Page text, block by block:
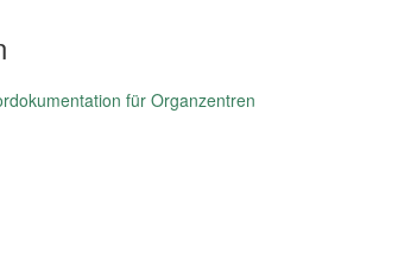
für Organzentren